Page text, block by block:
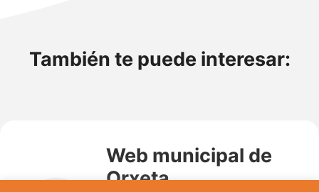
También te puede interesar:
Web municipal de
Orxeta